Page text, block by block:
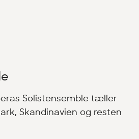
Solistensemble tæller
Skandinavien og resten